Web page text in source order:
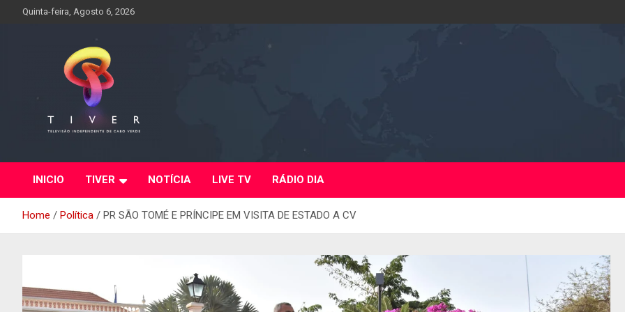
Quinta-feira, Agosto 6, 2026
INICIO TIVER NOTÍCIA LIVE TV RÁDIO DIA
Home Política PR SÃO TOMÉ E PRÍNCIPE EM VISITA DE ESTADO A CV